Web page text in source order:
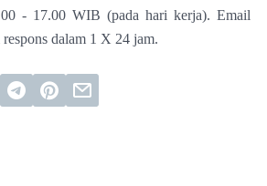
- 17.00 WIB (pada hari kerja). Email
dalam 1 X 24 jam.